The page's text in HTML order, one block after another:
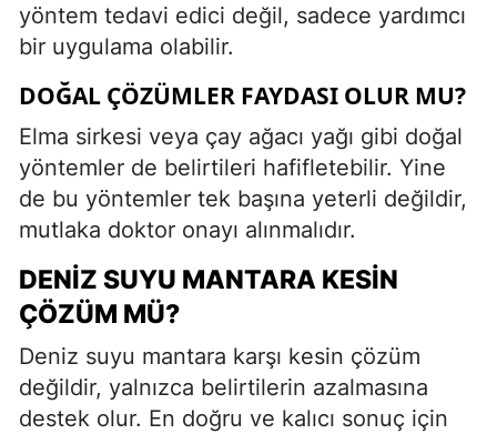
yöntem tedavi edici değil, sadece yardımcı
bir uygulama olabilir.
DOĞAL ÇÖZÜMLER FAYDASI OLUR MU?
Elma sirkesi veya çay ağacı yağı gibi doğal
yöntemler de belirtileri hafifletebilir. Yine
de bu yöntemler tek başına yeterli değildir,
mutlaka doktor onayı alınmalıdır.
DENIZ SUYU MANTARA KESIN
ÇÖZÜM MÜ?
Deniz suyu mantara karşı kesin çözüm
değildir, yalnızca belirtilerin azalmasına
destek olur. En doğru ve kalıcı sonuç için